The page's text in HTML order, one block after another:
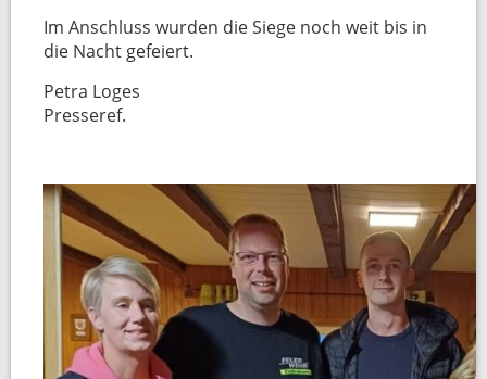
Im Anschluss wurden die Siege noch weit bis in
die Nacht gefeiert.
Petra Loges
Presseref.